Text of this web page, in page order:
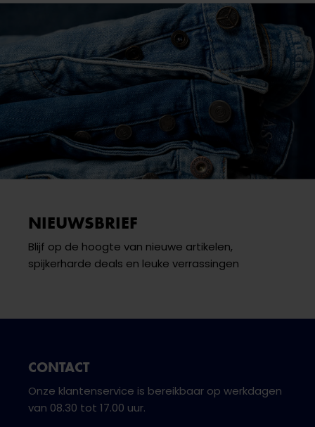
NIEUWSBRIEF
Blijf op de hoogte van nieuwe artikelen,
spijkerharde deals en leuke verrassingen
CONTACT
Onze klantenservice is bereikbaar op werkdagen
van 08.30 tot 17.00 uur.